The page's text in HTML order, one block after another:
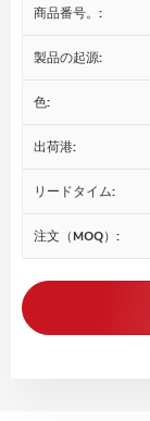
商品番号。:
製品の起源:
色:
出荷港:
リードタイム:
注文（MOQ）: